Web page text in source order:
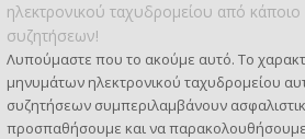
ηλεκτρονικού ταχυδρομείου από
συζητήσεων!
Λυπούμαστε που το ακούμε αυτό. Το
μηνυμάτων ηλεκτρονικού ταχυδρομείου
συζητήσεων συμπεριλαμβάνουν
προσπαθήσουμε και να